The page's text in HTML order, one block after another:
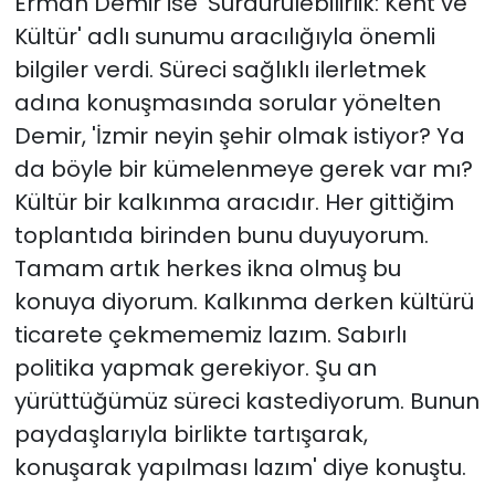
Kültür' adlı sunumu aracılığıyla önemli
bilgiler verdi. Süreci sağlıklı ilerletmek
adına konuşmasında sorular yönelten
Demir, 'İzmir neyin şehir olmak istiyor? Ya
da böyle bir kümelenmeye gerek var mı?
Kültür bir kalkınma aracıdır. Her gittiğim
toplantıda birinden bunu duyuyorum.
Tamam artık herkes ikna olmuş bu
konuya diyorum. Kalkınma derken kültürü
ticarete çekmememiz lazım. Sabırlı
politika yapmak gerekiyor. Şu an
yürüttüğümüz süreci kastediyorum. Bunun
paydaşlarıyla birlikte tartışarak,
konuşarak yapılması lazım' diye konuştu.